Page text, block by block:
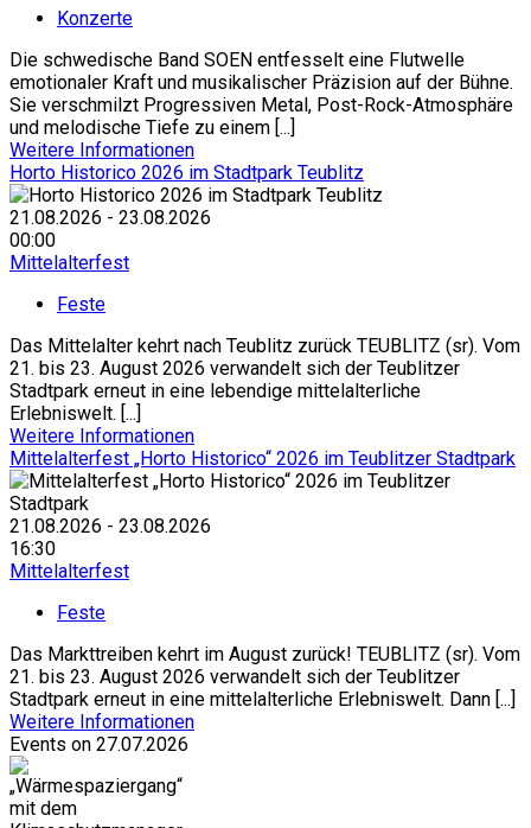
Konzerte
Die schwedische Band SOEN entfesselt eine Flutwelle
emotionaler Kraft und musikalischer Präzision auf der Bühne.
Sie verschmilzt Progressiven Metal, Post-Rock-Atmosphäre
und melodische Tiefe zu einem [...]
Weitere Informationen
Horto Historico 2026 im Stadtpark Teublitz
21.08.2026 - 23.08.2026
00:00
Mittelalterfest
Feste
Das Mittelalter kehrt nach Teublitz zurück TEUBLITZ (sr). Vom
21. bis 23. August 2026 verwandelt sich der Teublitzer
Stadtpark erneut in eine lebendige mittelalterliche
Erlebniswelt. [...]
Weitere Informationen
Mittelalterfest „Horto Historico“ 2026 im Teublitzer Stadtpark
21.08.2026 - 23.08.2026
16:30
Mittelalterfest
Feste
Das Markttreiben kehrt im August zurück! TEUBLITZ (sr). Vom
21. bis 23. August 2026 verwandelt sich der Teublitzer
Stadtpark erneut in eine mittelalterliche Erlebniswelt. Dann [...]
Weitere Informationen
Events on 27.07.2026